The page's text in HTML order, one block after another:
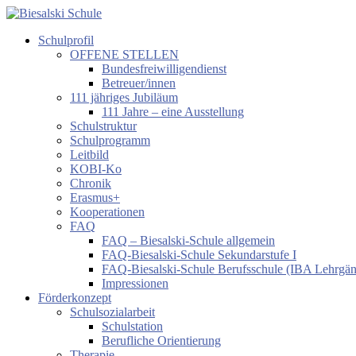
Zum
springen
Biesalski
Förderzentrum
körperliche
motorische
Entwicklung
Schulprofil
OFFENE STELLEN
Bundesfreiwilligendienst
Betreuer/innen
111 jähriges Jubiläum
111 Jahre – eine Ausstellung
Schulstruktur
Schulprogramm
Leitbild
KOBI-Ko
Chronik
Erasmus+
Kooperationen
FAQ
FAQ – Biesalski-Schule allgemein
FAQ-Biesalski-Schule Sekundarstufe I
FAQ-Biesalski-Schule Berufsschule (IBA
Impressionen
Förderkonzept
Schulsozialarbeit
Schulstation
Berufliche Orientierung